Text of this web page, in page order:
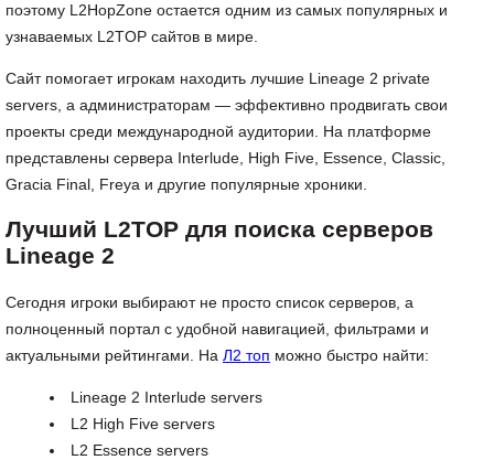
поэтому L2HopZone остается одним из самых популярных и
узнаваемых L2TOP сайтов в мире.
Сайт помогает игрокам находить лучшие Lineage 2 private
servers, а администраторам — эффективно продвигать свои
проекты среди международной аудитории. На платформе
представлены сервера Interlude, High Five, Essence, Classic,
Gracia Final, Freya и другие популярные хроники.
Лучший L2TOP для поиска серверов
Lineage 2
Сегодня игроки выбирают не просто список серверов, а
полноценный портал с удобной навигацией, фильтрами и
актуальными рейтингами. На Л2 топ можно быстро найти:
Lineage 2 Interlude servers
L2 High Five servers
L2 Essence servers